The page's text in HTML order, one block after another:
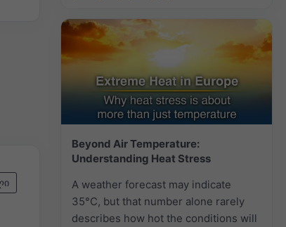
Beyond Air Temperature:
Understanding Heat Stress
A weather forecast may indicate
35°C, but that number alone rarely
describes how hot the conditions will